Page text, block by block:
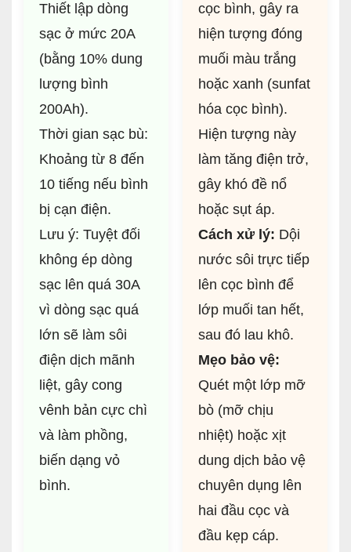
Thiết lập dòng
sạc ở mức 20A
(bằng 10% dung
lượng bình
200Ah).
Thời gian sạc bù:
Khoảng từ 8 đến
10 tiếng nếu bình
bị cạn điện.
Lưu ý: Tuyệt đối
không ép dòng
sạc lên quá 30A
vì dòng sạc quá
lớn sẽ làm sôi
điện dịch mãnh
liệt, gây cong
vênh bản cực chì
và làm phồng,
biến dạng vỏ
bình.
cọc bình, gây ra
hiện tượng đóng
muối màu trắng
hoặc xanh (sunfat
hóa cọc bình).
Hiện tượng này
làm tăng điện trở,
gây khó đề nổ
hoặc sụt áp.
Cách xử lý: Dội
nước sôi trực tiếp
lên cọc bình để
lớp muối tan hết,
sau đó lau khô.
Mẹo bảo vệ:
Quét một lớp mỡ
bò (mỡ chịu
nhiệt) hoặc xịt
dung dịch bảo vệ
chuyên dụng lên
hai đầu cọc và
đầu kẹp cáp.